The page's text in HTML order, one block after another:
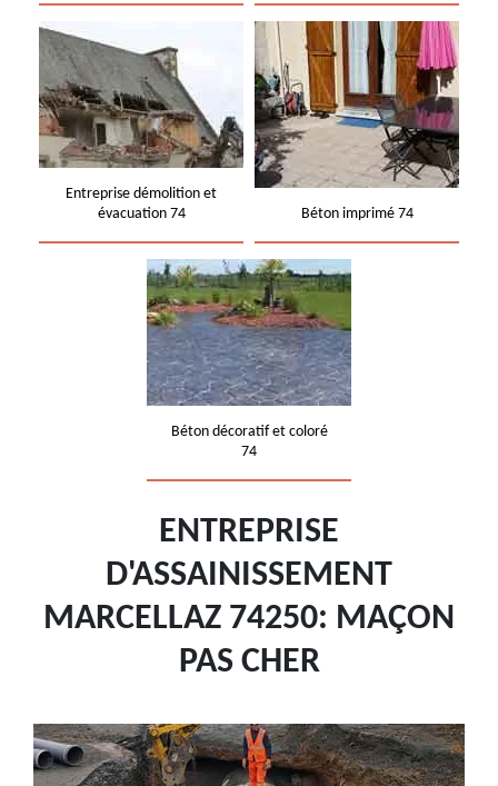
Entreprise démolition et
évacuation 74
Béton imprimé 74
Béton décoratif et coloré
74
ENTREPRISE
D'ASSAINISSEMENT
MARCELLAZ 74250: MAÇON
PAS CHER